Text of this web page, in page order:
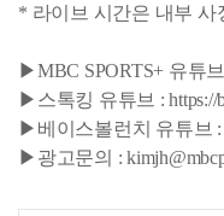
* 라이브 시간은 내부 사
▶MBC SPORTS+ 유튜브
▶스톡킹 유튜브 : https://
▶베이스볼런치 유튜브 :
▶광고문의 :